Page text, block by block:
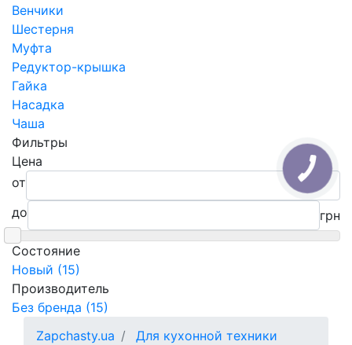
Венчики
Шестерня
Муфта
Редуктор-крышка
Гайка
Насадка
Чаша
Фильтры
Цена
от
до
грн
Состояние
Новый (15)
Производитель
Без бренда (15)
Zapchasty.ua
Для кухонной техники